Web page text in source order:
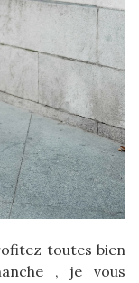
toutes bien
, je vous